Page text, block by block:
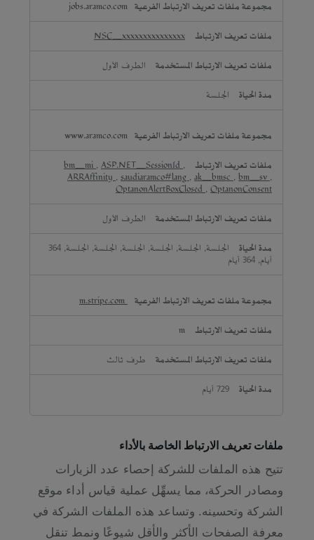
jobs.aramco.com
NSC_xxxxxxxxxxxxxxx
الطرف الأول
الجلسة
www.aramco.com
bm_mi , ASP.NET_SessionId ,
ARRAffinity , saudiaramco#lang , ak_bmsc , bm_sv ,
OptanonAlertBoxClosed , OptanonConsent
الطرف الأول
الجلسة, الجلسة, الجلسة, الجلسة, الجلسة, الجلسة, 364
أيام, 364 أيام
m
طرف ثالث
729 أيام
ملفات تعريف الارتباط الخاصة بالأداء
تتيح هذه الملفات للشركة إحصاء عدد الزيارات
ومصادر الحركة، مما يسهِّل عملية قياس أداء موقع
الشركة وتحسينه. وتساعد هذه الملفات الشركة في
معرفة الصفحات الأكثر والأقل شيوعًا ونمط تنقل